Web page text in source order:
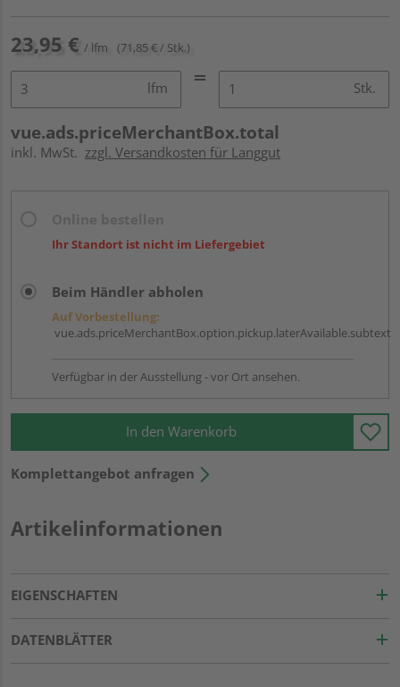
23,95 € / lfm (71,85 € / Stk.)
lfm Stk.
vue.ads.priceMerchantBox.total
inkl. MwSt. zzgl. Versandkosten für Langgut
Ihr Standort ist nicht im Liefergebiet
Beim Händler abholen
Auf Vorbestellung:
vue.ads.priceMerchantBox.option.pickup.laterAvailable.subtext
Verfügbar in der Ausstellung - vor Ort ansehen.
In den Warenkorb
Komplettangebot anfragen
Artikelinformationen
EIGENSCHAFTEN
DATENBLÄTTER